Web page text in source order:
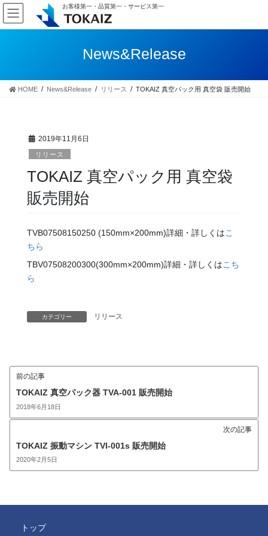
コ
ン
テ
ス
ナ
ビ
ゲ
ン
お客様第一・品質第一・サービス第一
News&Release
HOME News&Release リリース TOKAIZ 真空パック用 真空袋 販売開始
2019年11月6日
リリース
TOKAIZ 真空パック用 真空袋
販売開始
TVB07508150250 (150mm×200mm)詳細・詳しくはこ
ちら
TBV07508200300(300mm×200mm)詳細・詳しくはこち
ら
カテゴリー リリース
前の記事
TOKAIZ 真空パック器 TVA-001 販売開始
2018年6月18日
次の記事
TOKAIZ 振動マシン TVI-001s 販売開始
2020年2月5日
トップ